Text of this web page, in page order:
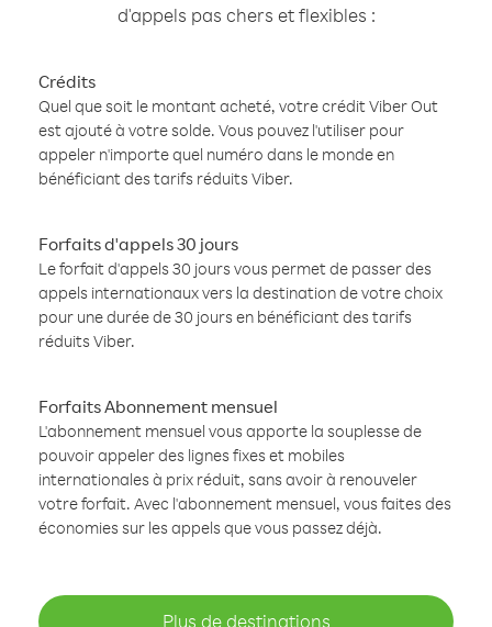
d'appels pas chers et flexibles :
Crédits
Quel que soit le montant acheté, votre crédit Viber Out
est ajouté à votre solde. Vous pouvez l'utiliser pour
appeler n'importe quel numéro dans le monde en
bénéficiant des tarifs réduits Viber.
Forfaits d'appels 30 jours
Le forfait d'appels 30 jours vous permet de passer des
appels internationaux vers la destination de votre choix
pour une durée de 30 jours en bénéficiant des tarifs
réduits Viber.
Forfaits Abonnement mensuel
L'abonnement mensuel vous apporte la souplesse de
pouvoir appeler des lignes fixes et mobiles
internationales à prix réduit, sans avoir à renouveler
votre forfait. Avec l'abonnement mensuel, vous faites des
économies sur les appels que vous passez déjà.
Plus de destinations